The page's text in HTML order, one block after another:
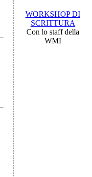
WORKSHOP DI
SCRITTURA
Con lo staff della
WMI